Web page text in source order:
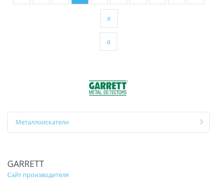
x
а
Металлоискатели
GARRETT
Сайт производителя